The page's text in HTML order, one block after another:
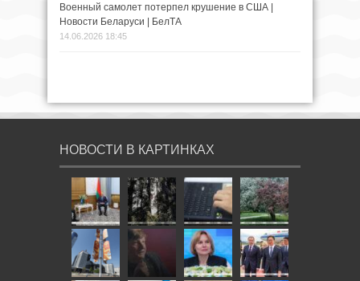
Военный самолет потерпел крушение в США |
Новости Беларуси | БелТА
14.06.2026 18:45
НОВОСТИ В КАРТИНКАХ